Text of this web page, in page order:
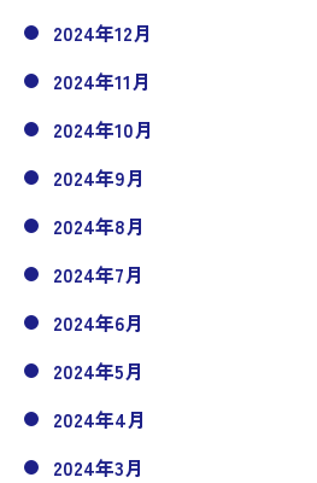
2024年12月
2024年11月
2024年10月
2024年9月
2024年8月
2024年7月
2024年6月
2024年5月
2024年4月
2024年3月